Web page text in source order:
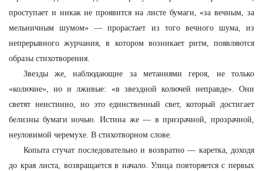
проступает и никак не проявится на листе бумаги, «за вечным, за
мельничным шумом» — прорастает из того вечного шума, из
непрерывного журчания, в котором возникает ритм, появляются
образы стихотворения.
Звезды же, наблюдающие за метаниями героя, не только
«колючие», но и лживые: «в звездной колючей неправде». Они
светят неистинно, но это единственный свет, который достигает
белизны бумаги ночью. Истина же — в призрачной, прозрачной,
неуловимой черемухе. В стихотворном слове.
Копыта стучат последовательно и возвратно — каретка, доходя
до края листа, возвращается в начало. Улица повторяется с первых